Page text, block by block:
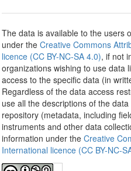
The data is available to the users
under the Creative Commons
licence (CC BY-NC-SA 4.0), if not
organizations wishing to use data
access to the specific data (in
Regardless of the data access
use all the descriptions of the
repository (metadata, including
instruments and other data
information under the Creative
International licence (CC BY-NC-